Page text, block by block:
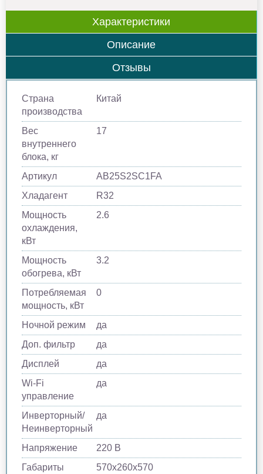
Характеристики
Описание
Отзывы
Страна
производства
Китай
Вес
внутреннего
блока, кг
17
Артикул
AB25S2SC1FA
Хладагент
R32
Мощность
охлаждения,
кВт
2.6
Мощность
обогрева, кВт
3.2
Потребляемая
мощность, кВт
0
Ночной режим
да
Доп. фильтр
да
Дисплей
да
Wi-Fi
управление
да
Инверторный/
Неинверторный
да
Напряжение
220 В
Габариты
570х260х570